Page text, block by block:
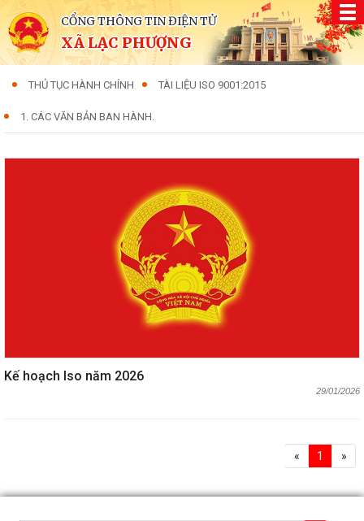
CỔNG THÔNG TIN ĐIỆN TỬ
XÃ LẠC PHƯỢNG
THỦ TỤC HÀNH CHÍNH TÀI LIỆU ISO 9001:2015
1. CÁC VĂN BẢN BAN HÀNH.
Kế hoạch Iso năm 2026
29/01/2026
« 1 »